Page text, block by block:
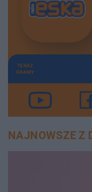
TERAZ
GRAMY
NAJNOWSZE Z